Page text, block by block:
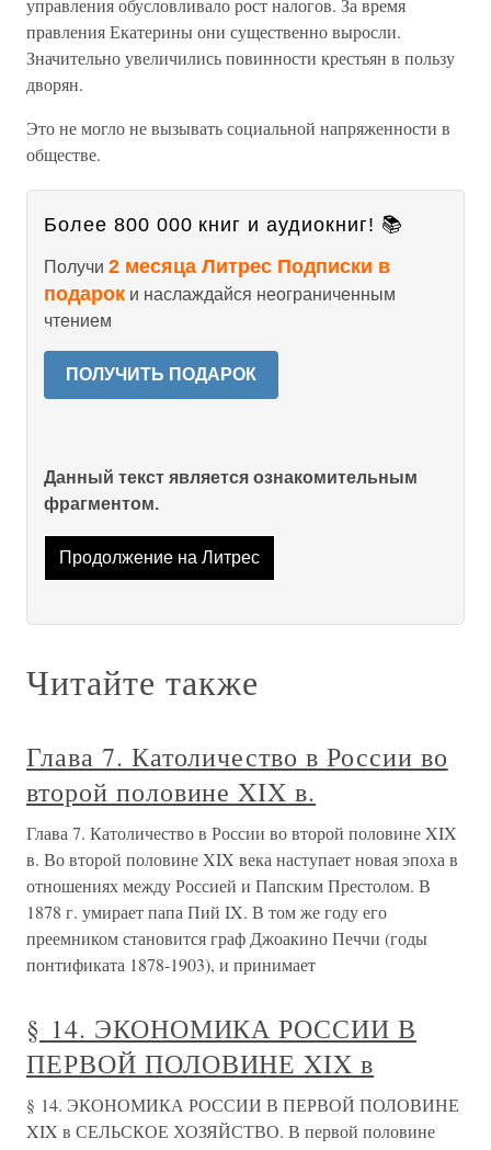
управления обусловливало рост налогов. За время
правления Екатерины они существенно выросли.
Значительно увеличились повинности крестьян в пользу
дворян.
Это не могло не вызывать социальной напряженности в
обществе.
Более 800 000 книг и аудиокниг! 📚
Получи 2 месяца Литрес Подписки в
подарок и наслаждайся неограниченным
чтением
ПОЛУЧИТЬ ПОДАРОК
Данный текст является ознакомительным
фрагментом.
Продолжение на Литрес
Читайте также
Глава 7. Католичество в России во
второй половине XIX в.
Глава 7. Католичество в России во второй половине XIX
в. Во второй половине XIX века наступает новая эпоха в
отношениях между Россией и Папским Престолом. В
1878 г. умирает папа Пий IX. В том же году его
преемником становится граф Джоакино Печчи (годы
понтификата 1878-1903), и принимает
§ 14. ЭКОНОМИКА РОССИИ В
ПЕРВОЙ ПОЛОВИНЕ XIX в
§ 14. ЭКОНОМИКА РОССИИ В ПЕРВОЙ ПОЛОВИНЕ
XIX в СЕЛЬСКОЕ ХОЗЯЙСТВО. В первой половине